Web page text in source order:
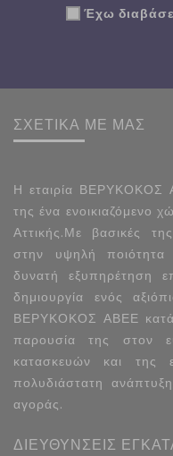
Έχω
ΣΧΕΤΙΚΑ ΜΕ ΜΑΣ
Η εταιρία ΒΕΡΥΚΟΚΟΣ
της ένα
Αττικής.Με βασικές
στην υψηλή
δυνατή εξυπηρέτηση
δημιουργία ενός
ΒΕΡΥΚΟΚΟΣ ΑΒΕΕ
παρουσία της στον
κατασκευών και της
πολυδιάστατη
αγοράς.
ΔΙΕΥΘΥΝΣΕΙΣ